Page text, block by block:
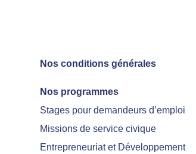
Nos conditions générales
Nos programmes
Stages pour demandeurs d’emploi
Missions de service civique
Entrepreneuriat et Développement